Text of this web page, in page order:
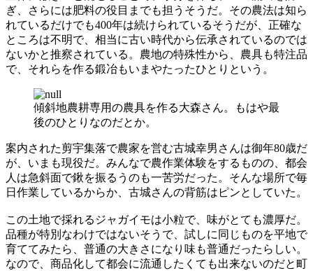
ぎ、さらには肥料の役目までも担うそうだ。その農法は知ら
れているだけでも400年は続けられているそうだが、正確な
ところは不明で、相当に古い時代から伝承されているのでは
ないかと推察されている。農地の特殊性から、農具も特注品
で、それらを作る鍛冶もいまやたったひとりという。
傾斜地農耕専用の農具を作る大森さん。もはや最
後のひとりなのだとか。
案内された剪宇集落で農家を営む古城幸男さんは御年80歳だ
が、いまも現役だ。みんなで農作業体験をするものの、都会
人は急斜面で鍬を振るうのも一苦労だった。そんな場所で毎
日作業しているからか、古城さんの背筋はピンとしていた。
この土地で採れるジャガイモは小粒で、味がとても濃厚だ。
品種が特別なわけではないそうで、試しに同じものを平地で
育ててみたら、普通の大きさになり味も普通だったらしい。
なので、商品化して都会に流通したくても出来ないのだと町